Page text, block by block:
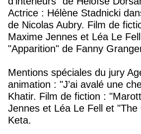
Actrice : Hélène Stadnicki
de Nicolas Aubry. Film de
Maxime Jennes et Léa Le
"Apparition" de Fanny
Mentions spéciales du jury
animation : "J’ai avalé une
Khatir. Film de fiction :
Jennes et Léa Le Fell et "The
Keta.